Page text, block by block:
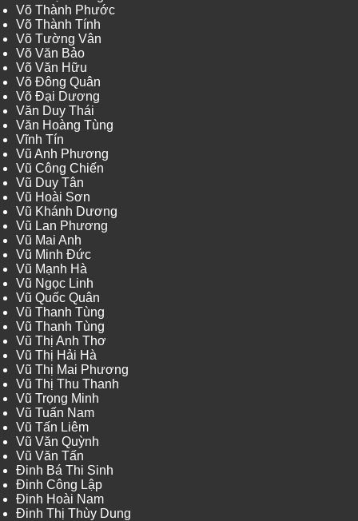
Võ Thành Phước
Võ Thành Tính
Võ Tường Vân
Võ Văn Bảo
Võ Văn Hữu
Võ Đông Quân
Võ Đại Dương
Văn Duy Thái
Văn Hoàng Tùng
Vĩnh Tín
Vũ Anh Phương
Vũ Công Chiến
Vũ Duy Tân
Vũ Hoài Sơn
Vũ Khánh Dương
Vũ Lan Phương
Vũ Mai Anh
Vũ Minh Đức
Vũ Mạnh Hà
Vũ Ngọc Linh
Vũ Quốc Quân
Vũ Thanh Tùng
Vũ Thanh Tùng
Vũ Thị Anh Thơ
Vũ Thị Hải Hà
Vũ Thị Mai Phương
Vũ Thị Thu Thanh
Vũ Trọng Minh
Vũ Tuấn Nam
Vũ Tấn Liêm
Vũ Văn Quỳnh
Vũ Văn Tấn
Đinh Bá Thi Sinh
Đinh Công Lập
Đinh Hoài Nam
Đinh Thị Thùy Dung